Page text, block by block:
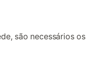
são necessários os